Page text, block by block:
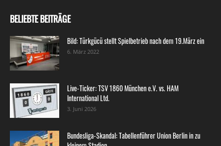
BELIEBTE BEITRÄGE
Bild: Türkgücü stellt Spielbetrieb nach dem 19.März ein
6. März 2022
Live-Ticker: TSV 1860 München e.V. vs. HAM
International Ltd.
3. Juni 2026
Bundesliga-Skandal: Tabellenführer Union Berlin in zu